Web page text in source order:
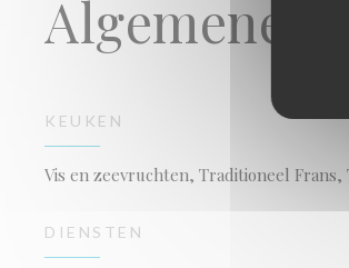
Algemene
KEUKEN
Vis en zeevruchten, Traditioneel
DIENSTEN